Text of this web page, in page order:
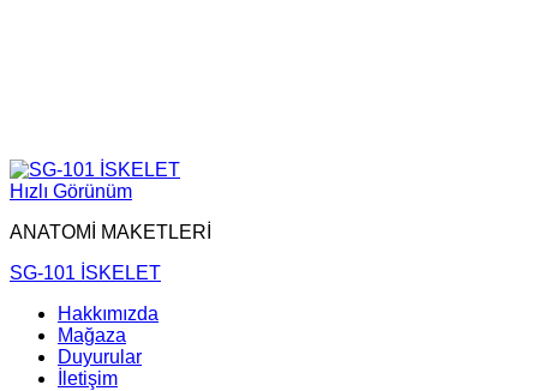
Hızlı Görünüm
ANATOMİ MAKETLERİ
SG-101 İSKELET
Hakkımızda
Mağaza
Duyurular
İletişim